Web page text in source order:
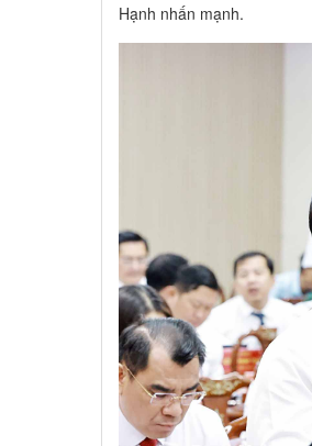
Hạnh nhấn mạnh.